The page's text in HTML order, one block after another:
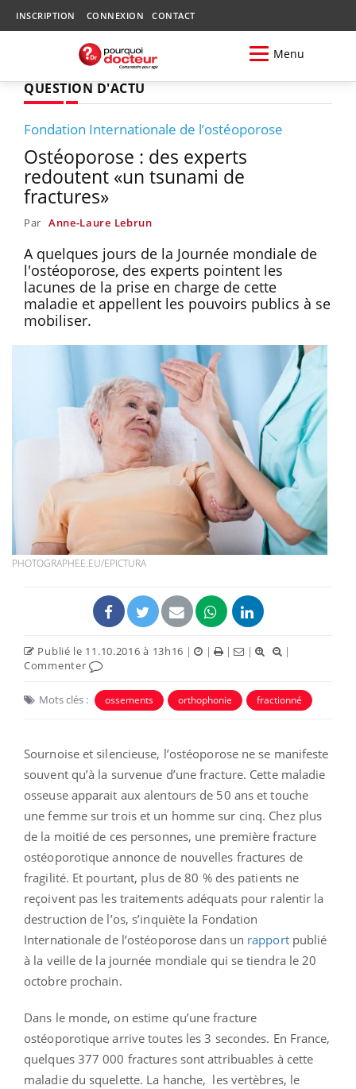
INSCRIPTION CONNEXION CONTACT
Menu
QUESTION D'ACTU
Fondation Internationale de l’ostéoporose
Ostéoporose : des experts
redoutent «un tsunami de
fractures»
Par Anne-Laure Lebrun
A quelques jours de la Journée mondiale de
l'ostéoporose, des experts pointent les
lacunes de la prise en charge de cette
maladie et appellent les pouvoirs publics à se
mobiliser.
PHOTOGRAPHEE.EU/EPICTURA
Publié le 11.10.2016 à 13h16 | | | |
|
Commenter
Mots clés : ossements orthophonie fractionné
Sournoise et silencieuse, l’ostéoporose ne se manifeste
souvent qu’à la survenue d’une fracture. Cette maladie
osseuse apparait aux alentours de 50 ans et touche
une femme sur trois et un homme sur cinq. Chez plus
de la moitié de ces personnes, une première fracture
ostéoporotique annonce de nouvelles fractures de
fragilité. Et pourtant, plus de 80 % des patients ne
reçoivent pas les traitements adéquats pour ralentir la
destruction de l’os, s’inquiète la Fondation
Internationale de l’ostéoporose dans un rapportpublié
à la veille de la journée mondiale qui se tiendra le 20
octobre prochain.
Dans le monde, on estime qu’une fracture
ostéoporotique arrive toutes les 3 secondes. En France,
quelques 377 000 fractures sont attribuables à cette
maladie du squelette. La hanche, les vertèbres, le